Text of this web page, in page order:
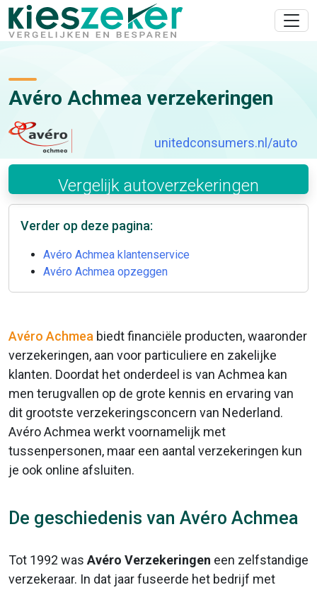
Avéro Achmea verzekeringen
unitedconsumers.nl/auto
Vergelijk auto­verzekeringen
Verder op deze pagina:
Avéro Achmea klantenservice
Avéro Achmea opzeggen
Avéro Achmea biedt financiële producten, waaronder
verzekeringen, aan voor particuliere en zakelijke
klanten. Doordat het onderdeel is van Achmea kan
men terugvallen op de grote kennis en ervaring van
dit grootste verzekeringsconcern van Nederland.
Avéro Achmea werkt voornamelijk met
tussenpersonen, maar een aantal verzekeringen kun
je ook online afsluiten.
De geschiedenis van Avéro Achmea
Tot 1992 was Avéro Verzekeringen een zelfstandige
verzekeraar. In dat jaar fuseerde het bedrijf met